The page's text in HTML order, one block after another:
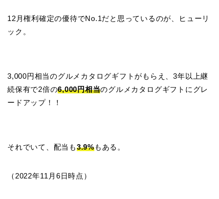
12月権利確定の優待でNo.1だと思っているのが、ヒューリ
ック。
3,000円相当のグルメカタログギフトがもらえ、3年以上継
続保有で2倍の6,000円相当のグルメカタログギフトにグレ
ードアップ！！
それでいて、配当も3.9%もある。
（2022年11月6日時点）